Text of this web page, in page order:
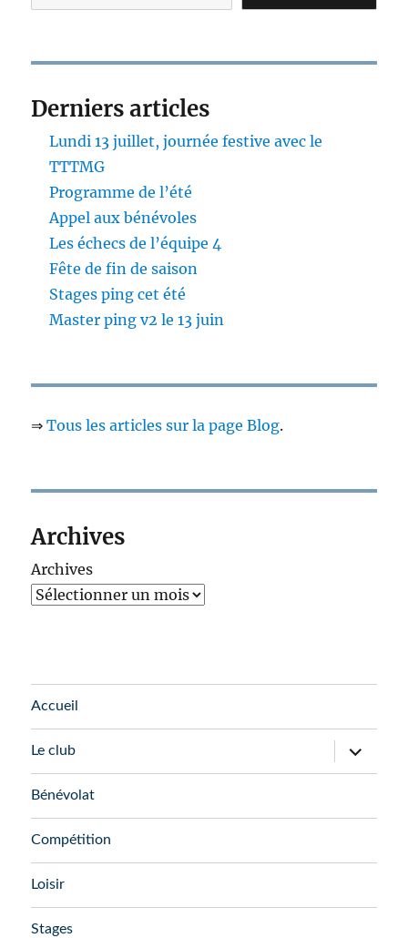
Derniers articles
Lundi 13 juillet, journée festive avec le
TTTMG
Programme de l’été
Appel aux bénévoles
Les échecs de l’équipe 4
Fête de fin de saison
Stages ping cet été
Master ping v2 le 13 juin
⇒Tous les articles sur la page Blog.
Archives
Archives
Accueil
Le club
ouvrir
le
sous-
Bénévolat
Compétition
Loisir
Stages